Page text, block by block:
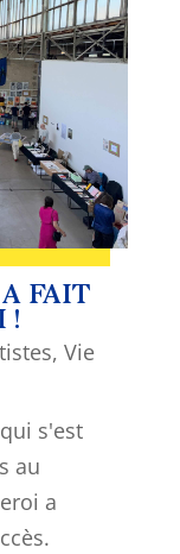
FAIT
!
, Vie
s'est
au
a